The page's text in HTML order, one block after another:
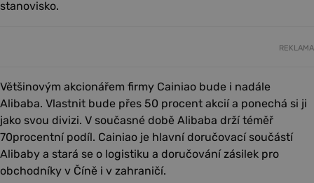
stanovisko.
REKLAMA
Většinovým akcionářem firmy Cainiao bude i nadále
Alibaba. Vlastnit bude přes 50 procent akcií a ponechá si ji
jako svou divizi. V současné době Alibaba drží téměř
70procentní podíl. Cainiao je hlavní doručovací součástí
Alibaby a stará se o logistiku a doručování zásilek pro
obchodníky v Číně i v zahraničí.